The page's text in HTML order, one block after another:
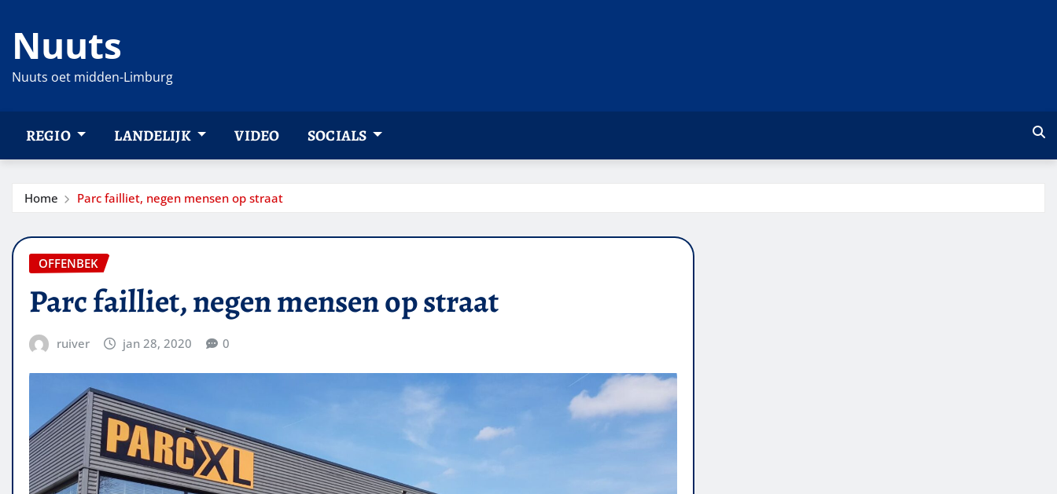
naar
inhoud
Nuuts
Nuuts oet midden-Limburg
REGIO LANDELIJK VIDEO SOCIALS
Home Parc failliet, negen mensen op straat
OFFENBEK
Parc failliet, negen mensen op straat
ruiver jan 28, 2020 0